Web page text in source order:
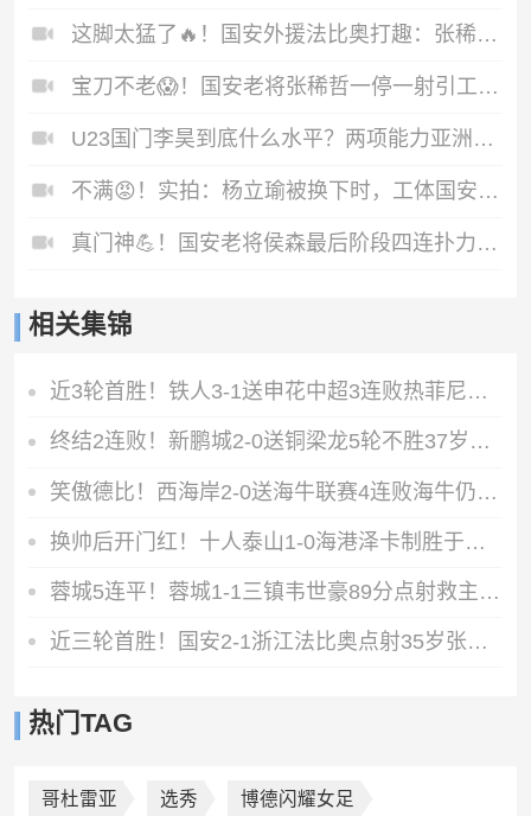
这脚太猛了🔥！国安外援法比奥打趣：张稀哲应该去皇马或阿森纳
宝刀不老😱！国安老将张稀哲一停一射引工体阵阵欢呼
U23国门李昊到底什么水平？两项能力亚洲顶级
不满😡！实拍：杨立瑜被换下时，工体国安球迷嘘声四起
真门神💪！国安老将侯森最后阶段四连扑力保城门不失
相关集锦
近3轮首胜！铁人3-1送申花中超3连败热菲尼奥双响邦本宜裕传射
终结2连败！新鹏城2-0送铜梁龙5轮不胜37岁姜至鹏破门韦斯利建功
笑傲德比！西海岸2-0送海牛联赛4连败海牛仍垫底西海岸升至第二
换帅后开门红！十人泰山1-0海港泽卡制胜于金永扑点海港三球被吹
蓉城5连平！蓉城1-1三镇韦世豪89分点射救主费利佩造点李昂破门
近三轮首胜！国安2-1浙江法比奥点射35岁张稀哲制胜王钰栋送助攻
热门TAG
哥杜雷亚 选秀 博德闪耀女足